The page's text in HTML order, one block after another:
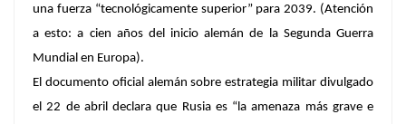
una fuerza “tecnológicamente superior” para 2039. (Atención
a esto: a cien años del inicio alemán de la Segunda Guerra
Mundial en Europa).
El documento oficial alemán sobre estrategia militar divulgado
el 22 de abril declara que Rusia es “la amenaza más grave e